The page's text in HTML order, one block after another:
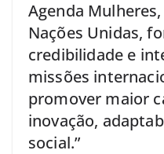
Agenda
Nações Unidas,
credibilidade e
missões
promover maior
inovação,
social.”